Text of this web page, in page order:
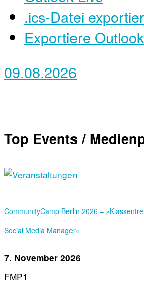
.ics-Datei
Exportiere
09.08.2026
Top Events /
Community­Camp Berlin 2026 –
Social Media Manager«
7. November 2026
FMP1